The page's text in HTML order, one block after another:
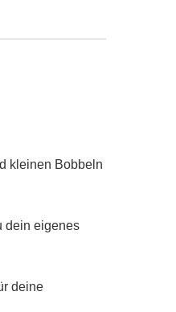
kleinen Bobbeln
dein eigenes
deine